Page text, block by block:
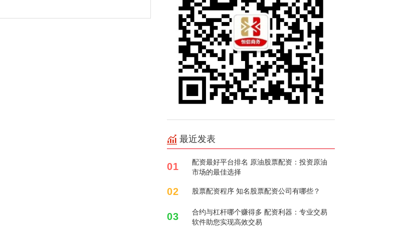
最近发表
01
配资最好平台排名 原油股票配资：投资原油
市场的最佳选择
02 股票配资程序 知名股票配资公司有哪些？
03
合约与杠杆哪个赚得多 配资利器：专业交易
软件助您实现高效交易